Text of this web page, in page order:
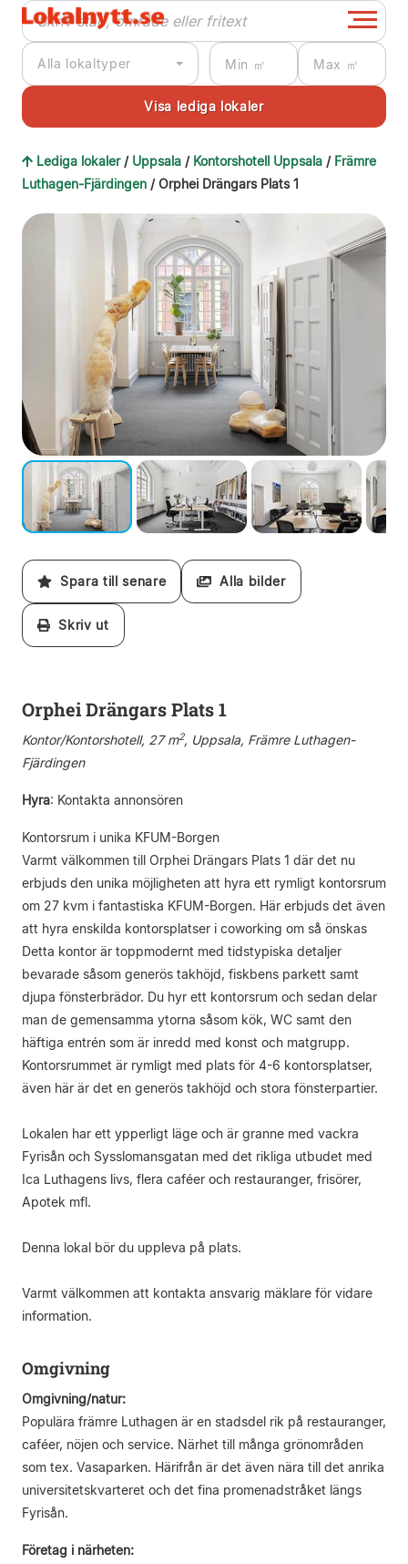
Alla lokaltyper
Lediga lokaler / Uppsala / Kontorshotell Uppsala / Främre
Luthagen-Fjärdingen / Orphei Drängars Plats 1
Spara till senare Alla bilder
Skriv ut
Orphei Drängars Plats 1
Kontor/Kontorshotell, 27 m2, Uppsala, Främre Luthagen-
Fjärdingen
Hyra: Kontakta annonsören
Kontorsrum i unika KFUM-Borgen
Varmt välkommen till Orphei Drängars Plats 1 där det nu
erbjuds den unika möjligheten att hyra ett rymligt kontorsrum
om 27 kvm i fantastiska KFUM-Borgen. Här erbjuds det även
att hyra enskilda kontorsplatser i coworking om så önskas
Detta kontor är toppmodernt med tidstypiska detaljer
bevarade såsom generös takhöjd, fiskbens parkett samt
djupa fönsterbrädor. Du hyr ett kontorsrum och sedan delar
man de gemensamma ytorna såsom kök, WC samt den
häftiga entrén som är inredd med konst och matgrupp.
Kontorsrummet är rymligt med plats för 4-6 kontorsplatser,
även här är det en generös takhöjd och stora fönsterpartier.
Lokalen har ett ypperligt läge och är granne med vackra
Fyrisån och Sysslomansgatan med det rikliga utbudet med
Ica Luthagens livs, flera caféer och restauranger, frisörer,
Apotek mfl.
Denna lokal bör du uppleva på plats.
Varmt välkommen att kontakta ansvarig mäklare för vidare
information.
Omgivning
Omgivning/natur:
Populära främre Luthagen är en stadsdel rik på restauranger,
caféer, nöjen och service. Närhet till många grönområden
som tex. Vasaparken. Härifrån är det även nära till det anrika
universitetskvarteret och det fina promenadstråket längs
Fyrisån.
Företag i närheten: